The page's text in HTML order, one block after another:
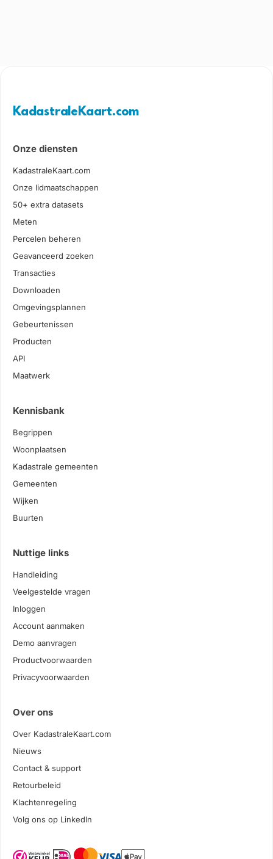
KadastraleKaart.com
Onze diensten
KadastraleKaart.com
Onze lidmaatschappen
50+ extra datasets
Meten
Percelen beheren
Geavanceerd zoeken
Transacties
Downloaden
Omgevingsplannen
Gebeurtenissen
Producten
API
Maatwerk
Kennisbank
Begrippen
Woonplaatsen
Kadastrale gemeenten
Gemeenten
Wijken
Buurten
Nuttige links
Handleiding
Veelgestelde vragen
Inloggen
Account aanmaken
Demo aanvragen
Productvoorwaarden
Privacyvoorwaarden
Over ons
Over KadastraleKaart.com
Nieuws
Contact & support
Retourbeleid
Klachtenregeling
Volg ons op LinkedIn